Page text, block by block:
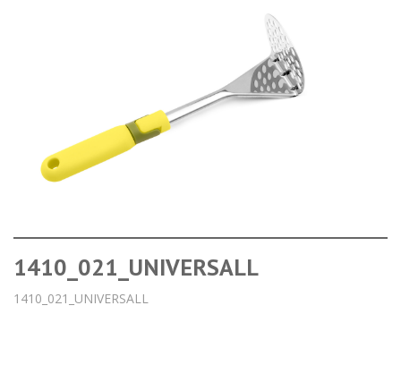
1410_021_UNIVERSALL
1410_021_UNIVERSALL